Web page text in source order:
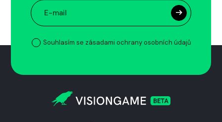
Souhlasím se zásadami ochrany osobních údajů